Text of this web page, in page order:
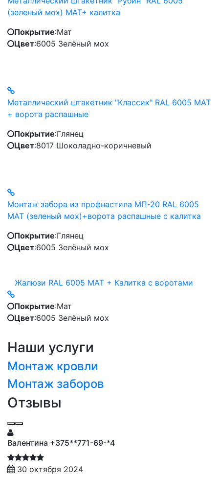
(зеленый мох) МАТ+ калитка
Покрытие:Мат
Цвет:6005 Зелёный мох
Металлический штакетник "Классик" RAL 6005 MAT
+ ворота распашные
Покрытие:Глянец
Цвет:8017 Шоколадно-коричневый
Монтаж забора из профнастила МП-20 RAL 6005
МАТ (зеленый мох)+ворота распашные с калитка
Покрытие:Глянец
Цвет:6005 Зелёный мох
Жалюзи RAL 6005 МАТ + Калитка с воротами
Покрытие:Мат
Цвет:6005 Зелёный мох
Наши услуги
Монтаж кровли
Монтаж заборов
Отзывы
Валентина +375**771-69-*4
30 октября 2024